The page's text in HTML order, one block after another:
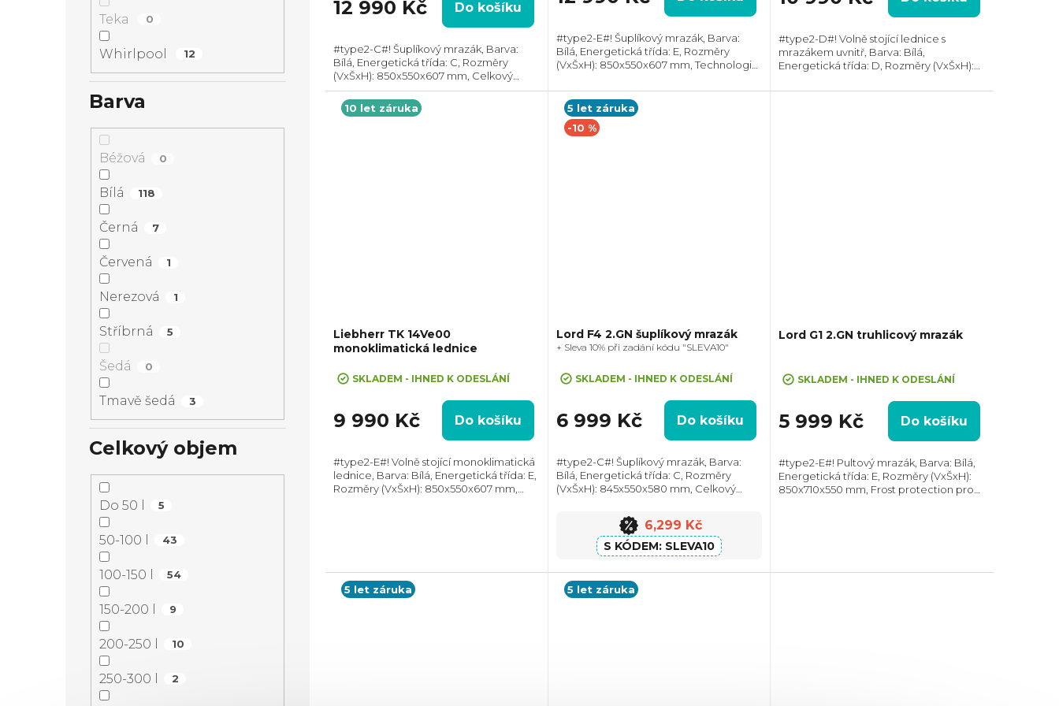
Teka 0
Whirlpool 12
Barva
Béžová 0
Bílá 118
Černá 7
Červená 1
Nerezová 1
Stříbrná 5
Šedá 0
Tmavě šedá 3
Celkový objem
Do 50 l 5
50-100 l 43
100-150 l 54
150-200 l 9
200-250 l 10
250-300 l 2
5,0
5
hvězdiček.
12 990 Kč Do košíku
#type2-C#! Šuplíkový mrazák, Barva:
Bílá, Energetická třída: C, Rozměry
(VxŠxH): 850x550x607 mm, Celkový
objem: 107 l, Max. hlučnost: 36 dB, Roční
spotřeba energie: 110 kWh, Změna
směru otevírání...
#type2-E#! Šuplíkový mrazák, Barva:
Bílá, Energetická třída: E, Rozměry
(VxŠxH): 850x550x607 mm, Technologie:
hlučnost: 37 dB, Roční spotřeba energie:
185 kWh,...
#type2-D#! Volně stojící lednice s
mrazákem uvnitř, Barva: Bílá,
Energetická třída: D, Rozměry (VxŠxH):
Max. hlučnost: 35 dB, Roční spotřeba
10 let záruka
Liebherr TK 14Ve00
monoklimatická lednice
ZDARMA!
SKLADEM - IHNED K ODESLÁNÍ
9 990 Kč Do košíku
#type2-E#! Volně stojící monoklimatická
lednice, Barva: Bílá, Energetická třída: E,
Rozměry (VxŠxH): 850x550x607 mm,
5 let záruka
-10 %
Lord F4 2.GN šuplíkový mrazák
+ Sleva 10% při zadání kódu "SLEVA10"
SKLADEM - IHNED K ODESLÁNÍ
6 999 Kč Do košíku
#type2-C#! Šuplíkový mrazák, Barva:
Bílá, Energetická třída: C, Rozměry
(VxŠxH): 845x550x580 mm, Celkový
spotřeba energie: 105 kWh, Změna
směru otevírání... 6,299 Kč
SLEVA10
Lord G1 2.GN truhlicový mrazák
SKLADEM - IHNED K ODESLÁNÍ
5 999 Kč Do košíku
#type2-E#! Pultový mrazák, Barva: Bílá,
Energetická třída: E, Rozměry (VxŠxH):
850x710x550 mm, Frost protection pro
5 let záruka 5 let záruka